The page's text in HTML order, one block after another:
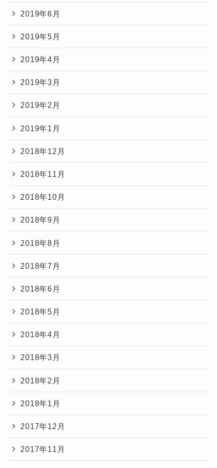
2019年6月
2019年5月
2019年4月
2019年3月
2019年2月
2019年1月
2018年12月
2018年11月
2018年10月
2018年9月
2018年8月
2018年7月
2018年6月
2018年5月
2018年4月
2018年3月
2018年2月
2018年1月
2017年12月
2017年11月